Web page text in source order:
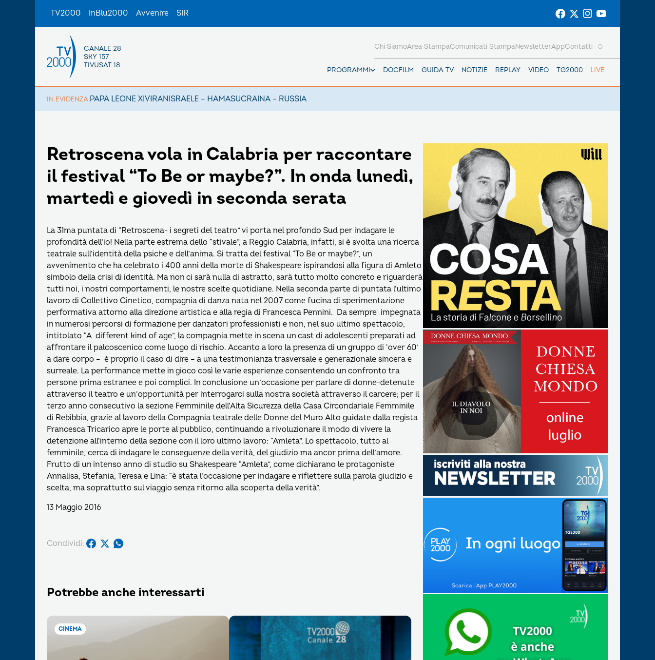
TV2000 InBlu2000 Avvenire SIR
CANALE 28
SKY 157
TIVUSAT 18
PROGRAMMI DOCFILM GUIDA TV NOTIZIE REPLAY VIDEO TG2000 LIVE
Chi SiamoArea StampaComunicati StampaNewsletterAppContatti
IN EVIDENZA:PAPA LEONE XIVIRANISRAELE – HAMASUCRAINA – RUSSIA
Retroscena vola in Calabria per raccontare
il festival “To Be or maybe?”. In onda lunedì,
martedì e giovedì in seconda serata
La 31ma puntata di “Retroscena- i segreti del teatro” vi porta nel profondo Sud per indagare le
profondità dell’io! Nella parte estrema dello “stivale”, a Reggio Calabria, infatti, si è svolta una ricerca
teatrale sull’identità della psiche e dell’anima. Si tratta del festival “To Be or maybe?”, un
avvenimento che ha celebrato i 400 anni della morte di Shakespeare ispirandosi alla figura di Amleto
simbolo della crisi di identità. Ma non ci sarà nulla di astratto, sarà tutto molto concreto e riguarderà
tutti noi, i nostri comportamenti, le nostre scelte quotidiane. Nella seconda parte di puntata l’ultimo
lavoro di Collettivo Cinetico, compagnia di danza nata nel 2007 come fucina di sperimentazione
performativa attorno alla direzione artistica e alla regia di Francesca Pennini. Da sempre impegnata
in numerosi percorsi di formazione per danzatori professionisti e non, nel suo ultimo spettacolo,
intitolato “A different kind of age”, la compagnia mette in scena un cast di adolescenti preparati ad
affrontare il palcoscenico come luogo di rischio. Accanto a loro la presenza di un gruppo di ‘over 60’
a dare corpo – è proprio il caso di dire – a una testimonianza trasversale e generazionale sincera e
surreale. La performance mette in gioco così le varie esperienze consentendo un confronto tra
persone prima estranee e poi complici. In conclusione un’occasione per parlare di donne-detenute
attraverso il teatro e un’opportunità per interrogarci sulla nostra società attraverso il carcere; per il
terzo anno consecutivo la sezione Femminile dell’Alta Sicurezza della Casa Circondariale Femminile
di Rebibbia, grazie al lavoro della Compagnia teatrale delle Donne del Muro Alto guidate dalla regista
Francesca Tricarico apre le porte al pubblico, continuando a rivoluzionare il modo di vivere la
detenzione all’interno della sezione con il loro ultimo lavoro: “Amleta”. Lo spettacolo, tutto al
femminile, cerca di indagare le conseguenze della verità, del giudizio ma ancor prima dell’amore.
Frutto di un intenso anno di studio su Shakespeare “Amleta”, come dichiarano le protagoniste
Annalisa, Stefania, Teresa e Lina: “è stata l’occasione per indagare e riflettere sulla parola giudizio e
scelta, ma soprattutto sul viaggio senza ritorno alla scoperta della verità”.
13 Maggio 2016
Condividi:
Potrebbe anche interessarti
CINEMA